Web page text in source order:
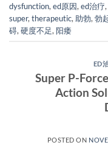
dysfunction, ed原因, ed治疗,
super, therapeutic, 助勃, 勃
碍, 硬度不足, 阳痿
ED
Super P-
Action
POSTED ON